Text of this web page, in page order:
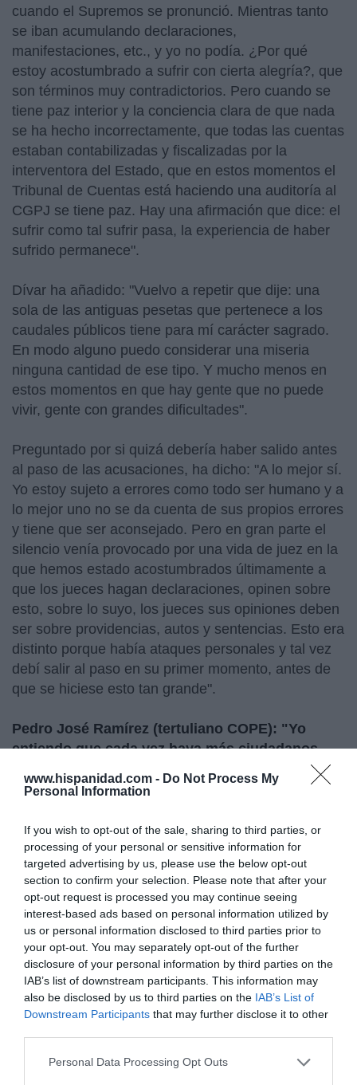
www.hispanidad.com - Do Not Process My
Personal Information
If you wish to opt-out of the sale, sharing to third parties, or
processing of your personal or sensitive information for
targeted advertising by us, please use the below opt-out
section to confirm your selection. Please note that after your
opt-out request is processed you may continue seeing
interest-based ads based on personal information utilized by
us or personal information disclosed to third parties prior to
your opt-out. You may separately opt-out of the further
disclosure of your personal information by third parties on the
IAB’s list of downstream participants. This information may
also be disclosed by us to third parties on the IAB’s List of
Downstream Participants that may further disclose it to other
Personal Data Processing Opt Outs
cuando el Supremos se pronunció. Mientras tanto
se iban acumulando declaraciones,
manifestaciones, etc., y yo no podía. ¿Por qué
estoy acostumbrado a sufrir con cierta alegría?, que
son términos muy contradictorios. Pero cuando se
tiene paz interior y la conciencia clara de que nada
se ha hecho incorrectamente, que todas las cuentas
estaban contabilizadas y fiscalizadas por la
interventora del Estado, que en estos momentos el
Tribunal de Cuentas está haciendo una auditoría al
CGPJ se tiene paz. Hay una afirmación que dice: el
sufrir como tal sufrir pasa, la experiencia de haber
sufrido permanece".
Dívar ha añadido: "Vuelvo a repetir que dije: una
sola de las antiguas pesetas que pertenece a los
caudales públicos tiene para mí carácter sagrado.
En modo alguno puedo considerar una miseria
ninguna cantidad de ese tipo. Y mucho menos en
estos momentos en que hay gente que no puede
vivir, gente con grandes dificultades".
Preguntado por si quizá debería haber salido antes
al paso de las acusaciones, ha dicho: "A lo mejor sí.
Yo estoy sujeto a errores como todo ser humano y a
lo mejor uno no se da cuenta de sus propios errores
y tiene que ser aconsejado. Pero en gran parte el
silencio venía provocado por una vida de juez en la
que hemos estado acostumbrados últimamente a
que los jueces hagan declaraciones, opinen sobre
esto, sobre lo suyo, los jueces sus opiniones deben
ser sobre providencias, autos y sentencias. Esto era
distinto porque había ataques personales y tal vez
debí salir al paso en su primer momento, antes de
que se hiciese esto tan grande".
Pedro José Ramírez (tertuliano COPE): "Yo
entiendo que cada vez haya más ciudadanos
razón; tenemos un Estado que no hay quien lo
recortes y más sacrificios para los ciudadanos"
El presidente del Gobierno, Mariano Rajoy, ha
asegurado que "pronto, a lo largo de este año" se
pondrán en marcha nuevas medidas económicas
que "no tendrán más objetivo, por difíciles que
sean", que procurar el crecimiento de la economía y
la creación de empleo, como la subida del IVA.
Además, Moody's -siempre presta a ayudar a
España- ha recortado el 'rating' de 28 entidades
efectuó sobre la deuda pública hace unos días. Y